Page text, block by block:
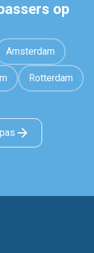
op
Amsterdam
Rotterdam